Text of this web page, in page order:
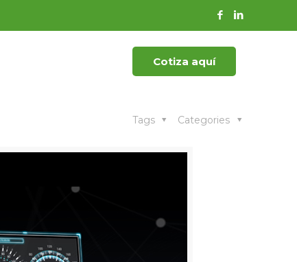
Cotiza aquí
Categories
Tags